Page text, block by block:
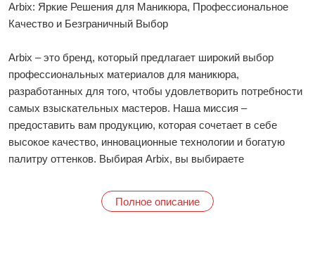
Arbix: Яркие Решения для Маникюра, Профессиональное
Качество и Безграничный Выбор
Arbix – это бренд, который предлагает широкий выбор
профессиональных материалов для маникюра,
разработанных для того, чтобы удовлетворить потребности
самых взыскательных мастеров. Наша миссия –
предоставить вам продукцию, которая сочетает в себе
высокое качество, инновационные технологии и богатую
палитру оттенков. Выбирая Arbix, вы выбираете
каждого вашего маникюра.
Полное описание